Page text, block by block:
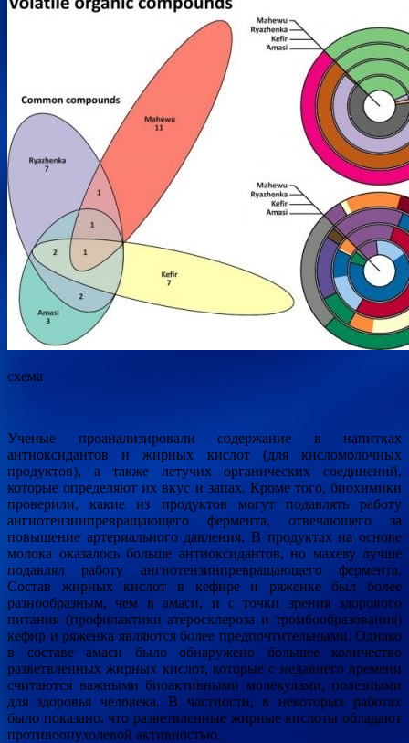
схема
Ученые проанализировали содержание в напитках
антиоксидантов и жирных кислот (для кисломолочных
продуктов), а также летучих органических соединений,
которые определяют их вкус и запах. Кроме того, биохимики
проверили, какие из продуктов могут подавлять работу
ангиотензинпревращающего фермента, отвечающего за
повышение артериального давления. В продуктах на основе
молока оказалось больше антиоксидантов, но махеву лучше
подавлял работу ангиотензинпревращающего фермента.
Состав жирных кислот в кефире и ряженке был более
разнообразным, чем в амаси, и с точки зрения здорового
питания (профилактики атеросклероза и тромбообразования)
кефир и ряженка являются более предпочтительными. Однако
в составе амаси было обнаружено большее количество
разветвленных жирных кислот, которые с недавнего времени
считаются важными биоактивными молекулами, полезными
для здоровья человека. В частности, в некоторых работах
было показано, что разветвленные жирные кислоты обладают
противоопухолевой активностью.